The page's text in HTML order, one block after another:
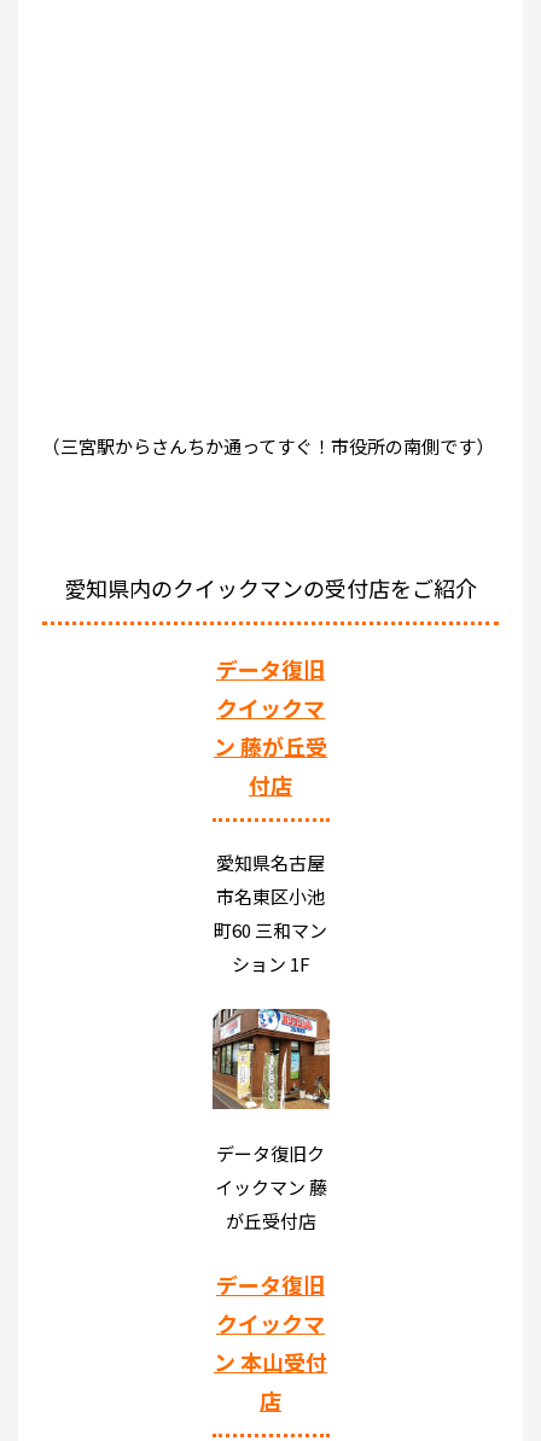
（三宮駅からさんちか通ってすぐ！市役所の南側です）
愛知県内のクイックマンの受付店をご紹介
データ復旧
クイックマ
ン 藤が丘受
付店
愛知県名古屋
市名東区小池
町60 三和マン
ション 1F
データ復旧ク
イックマン 藤
が丘受付店
データ復旧
クイックマ
ン 本山受付
店